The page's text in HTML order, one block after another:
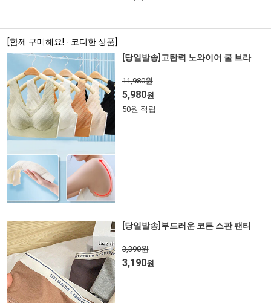
[함께 구매해요! - 코디한 상품]
[당일발송]고탄력 노와이어 쿨 브라
11,980원
5,980원
50원 적립
[당일발송]부드러운 코튼 스판 팬티
3,390원
3,190원